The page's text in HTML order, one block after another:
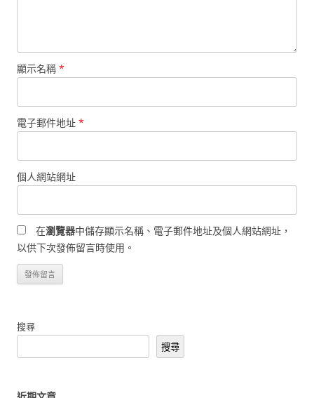
顯示名稱 *
電子郵件地址 *
個人網站網址
在瀏覽器中儲存顯示名稱、電子郵件地址及個人網站網址，
以供下次發佈留言時使用。
搜尋
搜尋